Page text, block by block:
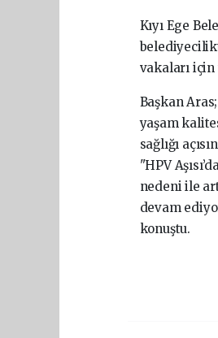
Kıyı Ege
vakaları
Başkan
yaşam
sağlığı
"HPV
nedeni ile
devam
konuştu.